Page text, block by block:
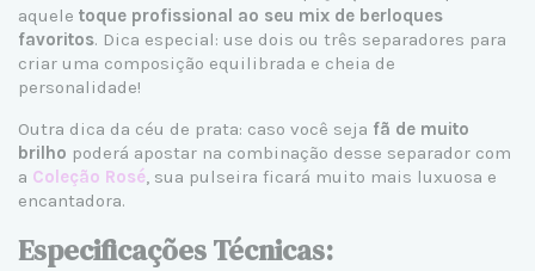
aquele toque profissional ao seu mix de berloques
favoritos. Dica especial: use dois ou três separadores para
criar uma composição equilibrada e cheia de
personalidade!
Outra dica da céu de prata: caso você seja fã de muito
brilho poderá apostar na combinação desse separador com
a Coleção Rosé, sua pulseira ficará muito mais luxuosa e
encantadora.
Especificações Técnicas: